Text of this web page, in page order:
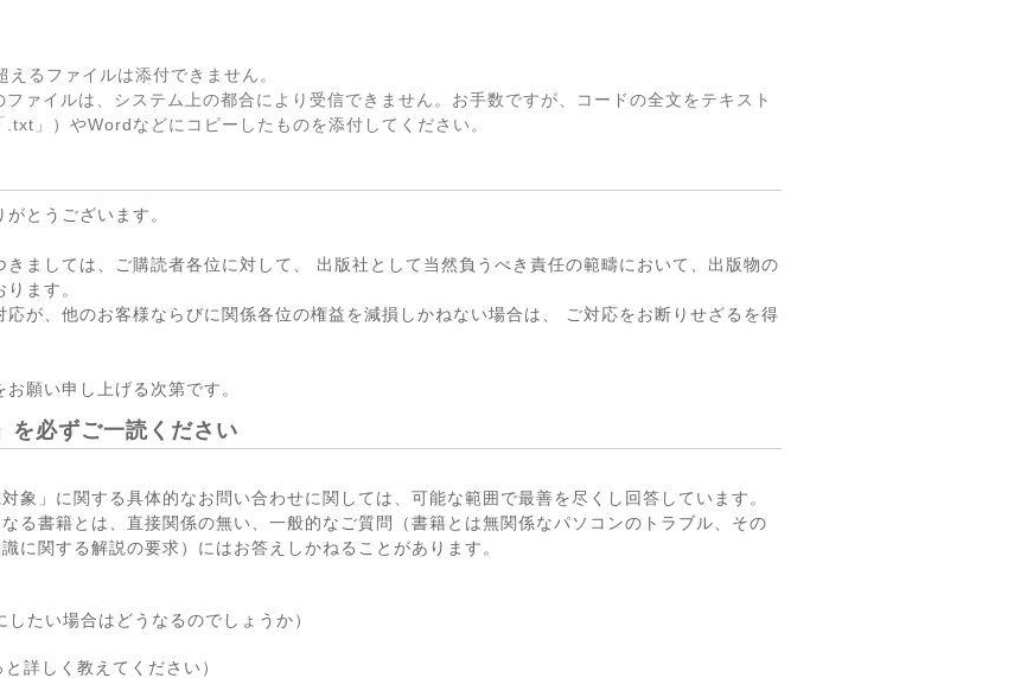
えるファイルは添付できません。
ァイルは、システム上の都合により受信できません。お手数ですが、コードの全文をテキスト
.txt」）やWordなどにコピーしたものを添付してください。
とうございます。
ましては、ご購読者各位に対して、 出版社として当然負うべき責任の範疇において、出版物の
ます。
が、他のお客様ならびに関係各位の権益を減損しかねない場合は、 ご対応をお断りせざるを得
願い申し上げる次第です。
を必ずご一読ください
象」に関する具体的なお問い合わせに関しては、可能な範囲で最善を尽くし回答しています。
る書籍とは、直接関係の無い、一般的なご質問（書籍とは無関係なパソコンのトラブル、その
に関する解説の要求）にはお答えしかねることがあります。
たい場合はどうなるのでしょうか）
詳しく教えてください）